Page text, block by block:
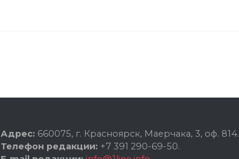
Адрес: 660075, г. Красноярск, Маерчака, 3, оф. 814.
Телефон редакции: +7 391 290-69-50.